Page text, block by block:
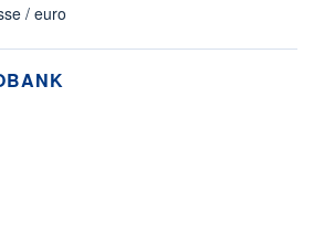
/ euro